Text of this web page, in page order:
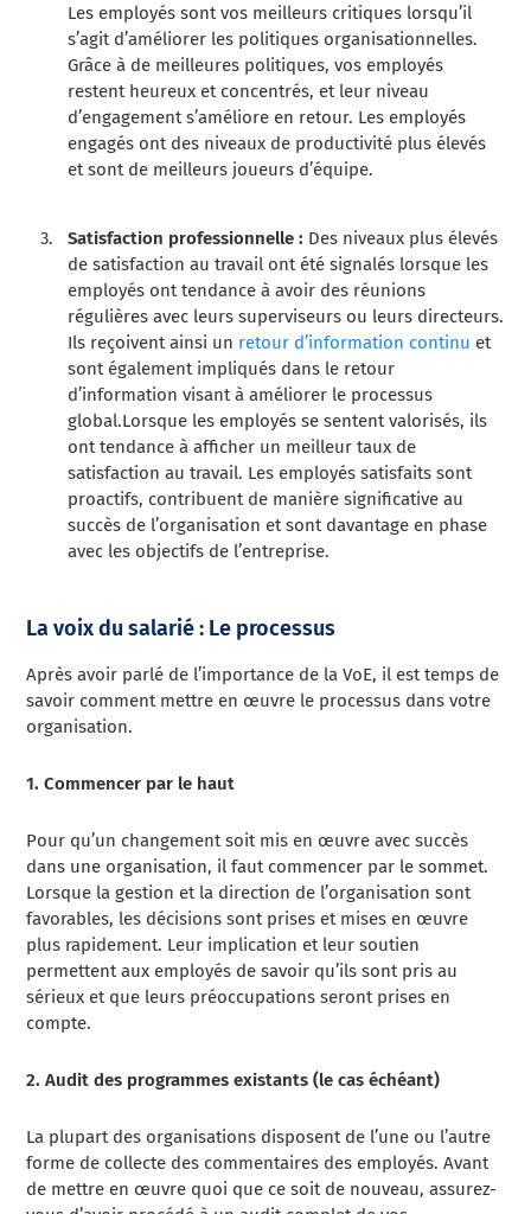
Les employés sont vos meilleurs critiques lorsqu’il
s’agit d’améliorer les politiques organisationnelles.
Grâce à de meilleures politiques, vos employés
restent heureux et concentrés, et leur niveau
d’engagement s’améliore en retour. Les employés
engagés ont des niveaux de productivité plus élevés
et sont de meilleurs joueurs d’équipe.
Satisfaction professionnelle : Des niveaux plus élevés
de satisfaction au travail ont été signalés lorsque les
employés ont tendance à avoir des réunions
régulières avec leurs superviseurs ou leurs directeurs.
Ils reçoivent ainsi un retour d’information continu et
sont également impliqués dans le retour
d’information visant à améliorer le processus
global.Lorsque les employés se sentent valorisés, ils
ont tendance à afficher un meilleur taux de
satisfaction au travail. Les employés satisfaits sont
proactifs, contribuent de manière significative au
succès de l’organisation et sont davantage en phase
avec les objectifs de l’entreprise.
La voix du salarié : Le processus
Après avoir parlé de l’importance de la VoE, il est temps de
savoir comment mettre en œuvre le processus dans votre
organisation.
1. Commencer par le haut
Pour qu’un changement soit mis en œuvre avec succès
dans une organisation, il faut commencer par le sommet.
Lorsque la gestion et la direction de l’organisation sont
favorables, les décisions sont prises et mises en œuvre
plus rapidement. Leur implication et leur soutien
permettent aux employés de savoir qu’ils sont pris au
sérieux et que leurs préoccupations seront prises en
compte.
2. Audit des programmes existants (le cas échéant)
La plupart des organisations disposent de l’une ou l’autre
forme de collecte des commentaires des employés. Avant
de mettre en œuvre quoi que ce soit de nouveau, assurez-